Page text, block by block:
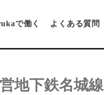
で働く よくある質問
地下鉄名城線